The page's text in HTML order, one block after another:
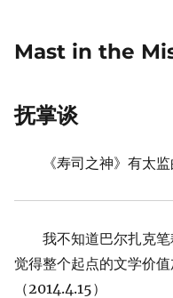
Mast in the
抚掌谈
《寿司之神》有太监
我不知道巴尔扎克笔
觉得整个起点的文学价值
（2014.4.15）